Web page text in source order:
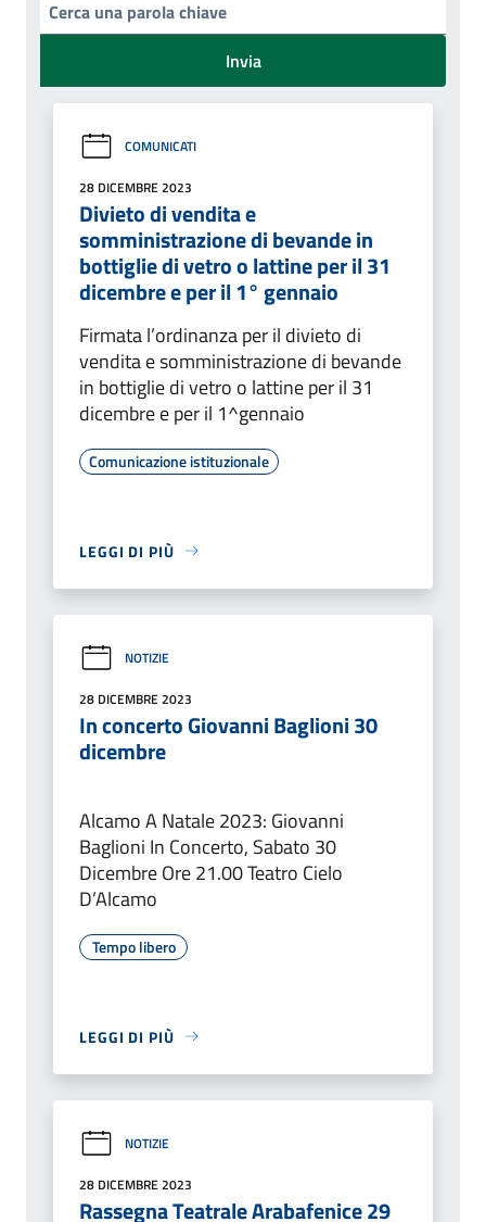
Invia
COMUNICATI
28 DICEMBRE 2023
Divieto di vendita e
somministrazione di bevande in
bottiglie di vetro o lattine per il 31
dicembre e per il 1° gennaio
Firmata l’ordinanza per il divieto di
vendita e somministrazione di bevande
in bottiglie di vetro o lattine per il 31
dicembre e per il 1^gennaio
Comunicazione istituzionale
LEGGI DI PIÙ
NOTIZIE
28 DICEMBRE 2023
In concerto Giovanni Baglioni 30
dicembre
Alcamo A Natale 2023: Giovanni
Baglioni In Concerto, Sabato 30
Dicembre Ore 21.00 Teatro Cielo
D’Alcamo
Tempo libero
LEGGI DI PIÙ
NOTIZIE
28 DICEMBRE 2023
Rassegna Teatrale Arabafenice 29